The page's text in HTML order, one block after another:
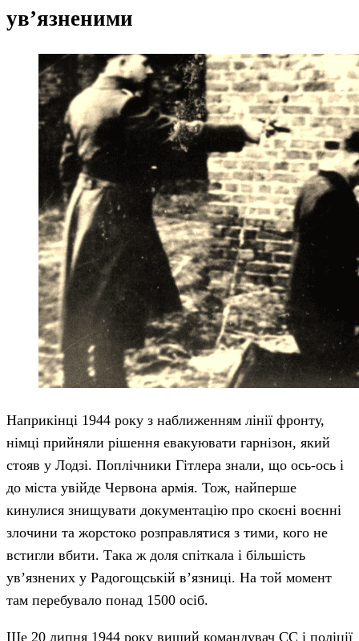
ув’язненими
Наприкінці 1944 року з наближенням лінії фронту,
німці прийняли рішення евакуювати гарнізон, який
стояв у Лодзі. Поплічники Гітлера знали, що ось-ось і
до міста увійде Червона армія. Тож, найперше
кинулися знищувати документацію про скоєні воєнні
злочини та жорстоко розправлятися з тими, кого не
встигли вбити. Така ж доля спіткала і більшість
ув’язнених у Радогощській в’язниці. На той момент
там перебувало понад 1500 осіб.
Ще 20 липня 1944 року вищий командувач СС і поліції